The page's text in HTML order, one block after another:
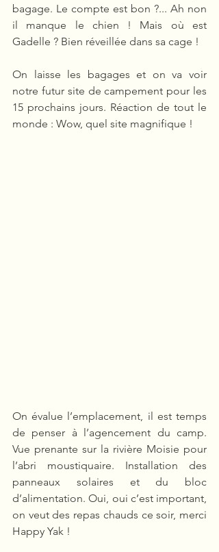
bagage. Le compte est bon ?... Ah non
il manque le chien ! Mais où est
Gadelle ? Bien réveillée dans sa cage !
On laisse les bagages et on va voir
notre futur site de campement pour les
15 prochains jours. Réaction de tout le
monde : Wow, quel site magnifique !
On évalue l’emplacement, il est temps
de penser à l’agencement du camp.
Vue prenante sur la rivière Moisie pour
l’abri moustiquaire. Installation des
panneaux solaires et du bloc
d’alimentation. Oui, oui c’est important,
on veut des repas chauds ce soir, merci
Happy Yak !